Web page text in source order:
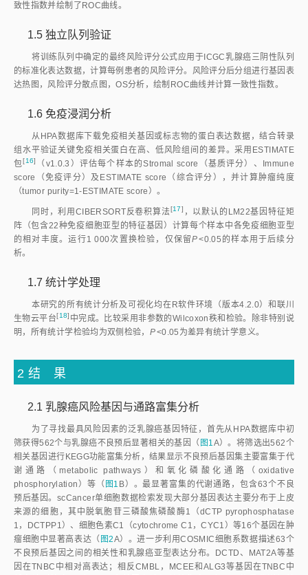
致性指数并绘制了ROC曲线。
1.5 独立队列验证
将训练队列中确定的最终风险评分公式应用于ICGC乳腺癌三阴性队列
的标准化表达数据，计算每例患者的风险评分。风险评分后分组进行基因表
达热图，风险评分散点图，OS分析，绘制ROC曲线并计算一致性指数。
1.6 免疫浸润分析
从HPA数据库下载免疫相关基因或标志物的蛋白表达数据，结合转录
组水平验证关键免疫相关蛋白在高、低风险组间的差异。采用ESTIMATE
包[16]
（v1.0.3）评估每个样本的Stromal score（基质评分）、Immune
score（免疫评分）及ESTIMATE score（综合评分），并计算肿瘤纯度
（tumor purity=1-ESTIMATE score）。
同时，利用CIBERSORT反卷积算法[17] ，以默认的LM22基因特征矩
阵（包含22种免疫细胞亚型的特征基因）计算每个样本中各免疫细胞亚型
的相对丰度。运行1 000次置换检验，仅保留P<0.05的样本用于后续分
析。
1.7 统计学处理
本研究的所有统计分析及可视化均在R软件环境（版本4.2.0）和联川
生物云平台[18] 中完成。比较采用非参数的Wilcoxon秩和检验。除非特别说
明，所有统计学检验均为双侧检验， P<0.05为差异有统计学意义。
2 结 果
2.1 乳腺癌风险基因与通路富集分析
为了寻找最具风险因素的泛乳腺癌基因特征，首先从HPA数据库中初
筛获得562个与乳腺癌不良预后显著相关的基因（ 图1A）。将筛选出562个
相关基因进行KEGG功能富集分析，结果显示不良预后基因集主要富集于代
谢通路（metabolic pathways）和氧化磷酸化通路（oxidative
phosphorylation）等（ 图1 B）。最显著富集的代谢通路，包含63个不良
预后基因。scCancer单细胞数据检索发现大部分基因表达主要分布于上皮
来源的细胞，其中脱氧胞苷三磷酸焦磷酸酶1（dCTP pyrophosphatase
1，DCTPP1）、细胞色素C1（cytochrome C1，CYC1）等16个基因在肿
瘤细胞中显著高表达（ 图2A）。进一步利用COSMIC细胞系数据描述63个
不良预后基因之间的相关性和乳腺癌亚型表达分布。DCTD、MAT2A等基
因在TNBC中相对高表达；相反CMBL，MCEE和ALG3等基因在TNBC中